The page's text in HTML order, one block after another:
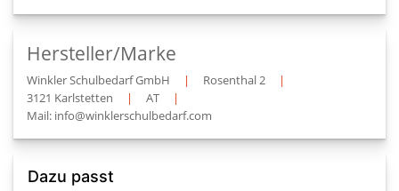
Hersteller/Marke
Winkler Schulbedarf GmbH | Rosenthal 2
|
3121 Karlstetten
| AT
|
Mail: info@winklerschulbedarf.com
Dazu passt